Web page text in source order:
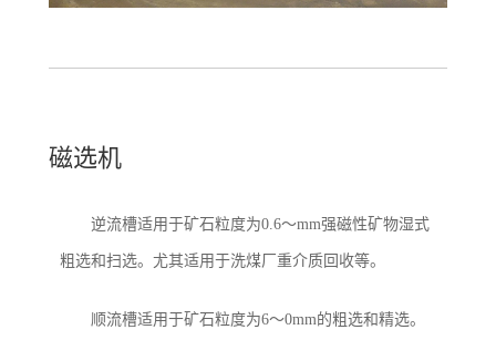
磁选机
逆流槽适用于矿石粒度为0.6～mm强磁性矿物湿式
粗选和扫选。尤其适用于洗煤厂重介质回收等。
顺流槽适用于矿石粒度为6～0mm的粗选和精选。